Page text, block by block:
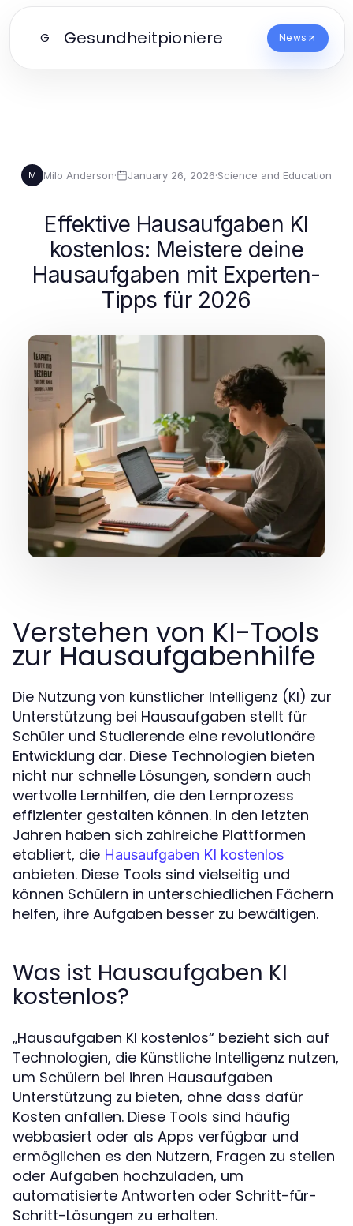
G Gesundheitpioniere News
M Milo Anderson· January 26, 2026·Science and Education
Effektive Hausaufgaben KI
kostenlos: Meistere deine
Hausaufgaben mit Experten-
Tipps für 2026
Verstehen von KI-Tools
zur Hausaufgabenhilfe
Die Nutzung von künstlicher Intelligenz (KI) zur
Unterstützung bei Hausaufgaben stellt für
Schüler und Studierende eine revolutionäre
Entwicklung dar. Diese Technologien bieten
nicht nur schnelle Lösungen, sondern auch
wertvolle Lernhilfen, die den Lernprozess
effizienter gestalten können. In den letzten
Jahren haben sich zahlreiche Plattformen
etabliert, die Hausaufgaben KI kostenlos
anbieten. Diese Tools sind vielseitig und
können Schülern in unterschiedlichen Fächern
helfen, ihre Aufgaben besser zu bewältigen.
Was ist Hausaufgaben KI
kostenlos?
„Hausaufgaben KI kostenlos“ bezieht sich auf
Technologien, die Künstliche Intelligenz nutzen,
um Schülern bei ihren Hausaufgaben
Unterstützung zu bieten, ohne dass dafür
Kosten anfallen. Diese Tools sind häufig
webbasiert oder als Apps verfügbar und
ermöglichen es den Nutzern, Fragen zu stellen
oder Aufgaben hochzuladen, um
automatisierte Antworten oder Schritt-für-
Schritt-Lösungen zu erhalten.